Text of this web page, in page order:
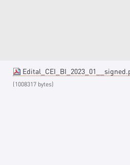
(1008317 bytes)